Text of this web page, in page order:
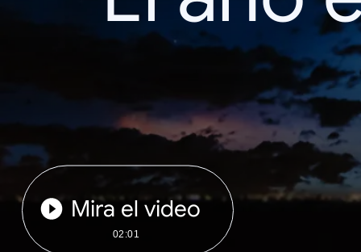
Mira el video
02:01